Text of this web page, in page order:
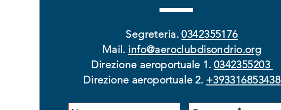
Segreteria.0342355176
Mail. info@aeroclubdisondrio.org
Direzione aeroportuale 1. 0342355203
Direzione aeroportuale 2. +393316853438